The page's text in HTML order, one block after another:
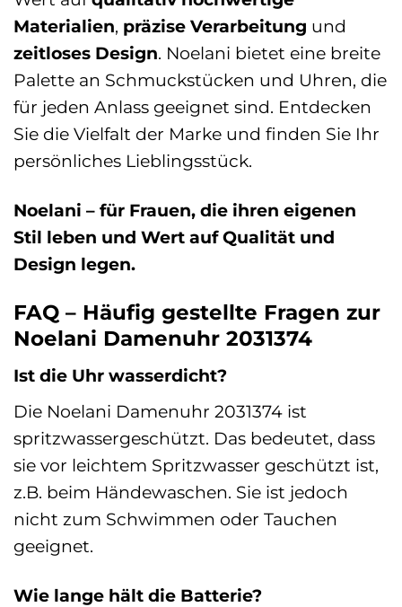
Materialien, präzise Verarbeitung und
zeitloses Design. Noelani bietet eine breite
Palette an Schmuckstücken und Uhren, die
für jeden Anlass geeignet sind. Entdecken
Sie die Vielfalt der Marke und finden Sie Ihr
persönliches Lieblingsstück.
Noelani – für Frauen, die ihren eigenen
Stil leben und Wert auf Qualität und
Design legen.
FAQ – Häufig gestellte Fragen zur
Noelani Damenuhr 2031374
Ist die Uhr wasserdicht?
Die Noelani Damenuhr 2031374 ist
spritzwassergeschützt. Das bedeutet, dass
sie vor leichtem Spritzwasser geschützt ist,
z.B. beim Händewaschen. Sie ist jedoch
nicht zum Schwimmen oder Tauchen
geeignet.
Wie lange hält die Batterie?